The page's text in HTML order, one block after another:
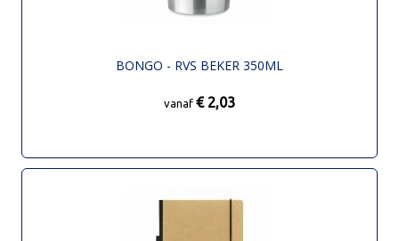
BONGO - RVS BEKER 350ML
vanaf € 2,03